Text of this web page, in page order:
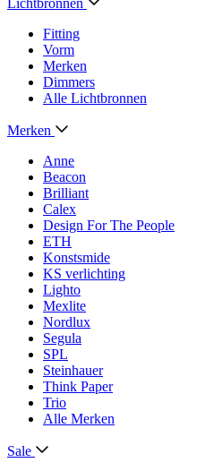
Lichtbronnen
Fitting
Vorm
Merken
Dimmers
Alle Lichtbronnen
Merken
Anne
Beacon
Brilliant
Calex
Design For The People
ETH
Konstsmide
KS verlichting
Lighto
Mexlite
Nordlux
Segula
SPL
Steinhauer
Think Paper
Trio
Alle Merken
Sale